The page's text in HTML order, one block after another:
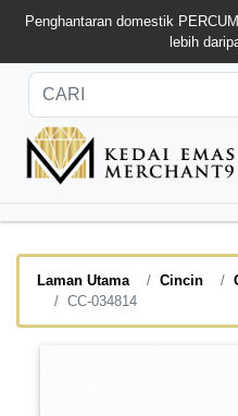
Penghantaran domestik
lebih
Laman Utama Cincin
CC-034814